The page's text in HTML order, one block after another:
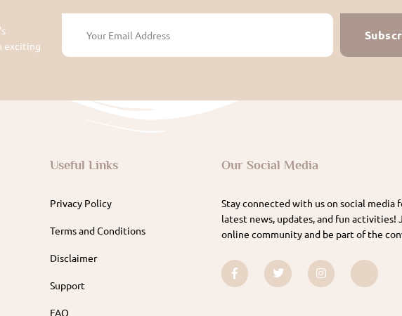
exciting
Useful Links
Privacy Policy
Terms and Conditions
Disclaimer
Support
FAQ
Our Social Media
Stay connected with us on social media
latest news, updates, and fun activities!
online community and be part of the